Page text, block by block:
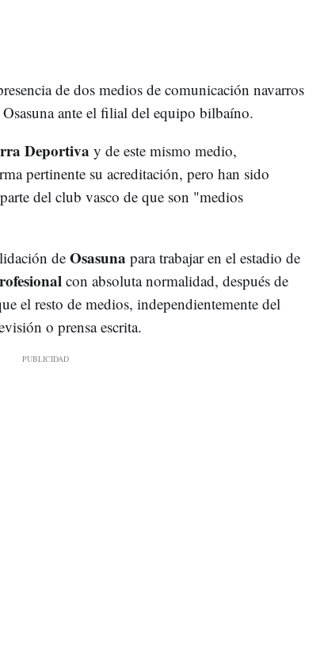
de dos medios de comunicación navarros
ante el filial del equipo bilbaíno.
Deportiva y de este mismo medio,
pertinente su acreditación, pero han sido
del club vasco de que son "medios
de Osasuna para trabajar en el estadio de
con absoluta normalidad, después de
el resto de medios, independientemente del
o prensa escrita.